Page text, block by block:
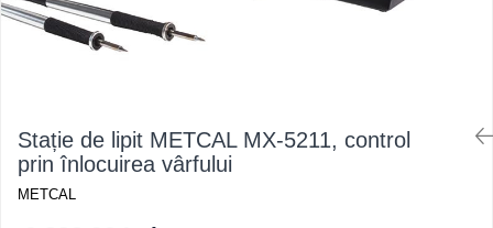
Osciloscoape AXIOMET
Osciloscoape B&K PRECISION
Osciloscoape HANTEK
Osciloscoape KEYSIGHT
Stație de lipit METCAL MX-5211, control
prin înlocuirea vârfului
METCAL